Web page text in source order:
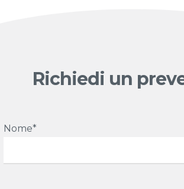
Richiedi un
Nome*